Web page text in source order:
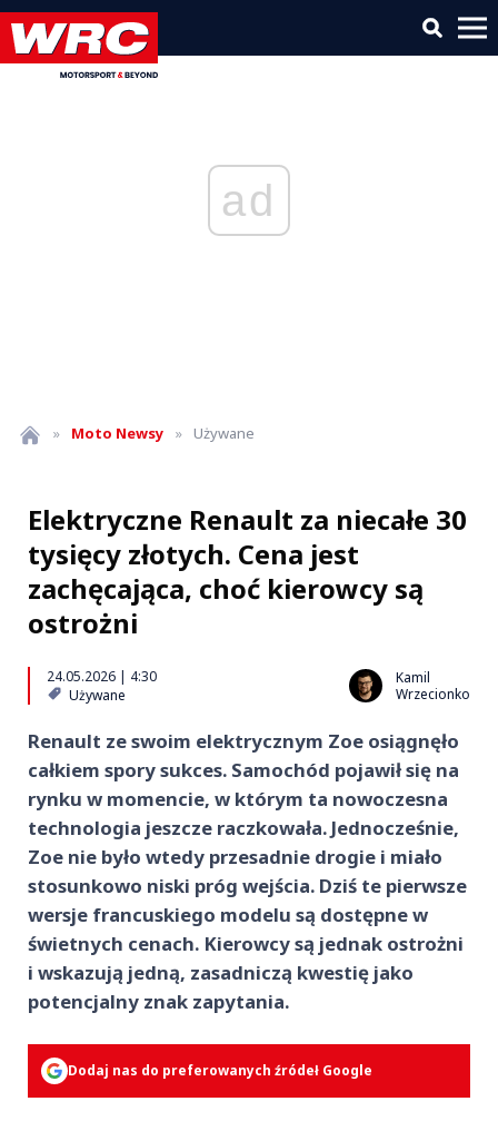
ad
» Moto Newsy » Używane
Elektryczne Renault za niecałe 30
tysięcy złotych. Cena jest
zachęcająca, choć kierowcy są
ostrożni
24.05.2026 | 4:30
Używane
Kamil
Wrzecionko
Renault ze swoim elektrycznym Zoe osiągnęło
całkiem spory sukces. Samochód pojawił się na
rynku w momencie, w którym ta nowoczesna
technologia jeszcze raczkowała. Jednocześnie,
Zoe nie było wtedy przesadnie drogie i miało
stosunkowo niski próg wejścia. Dziś te pierwsze
wersje francuskiego modelu są dostępne w
świetnych cenach. Kierowcy są jednak ostrożni
i wskazują jedną, zasadniczą kwestię jako
potencjalny znak zapytania.
Dodaj nas do preferowanych źródeł Google